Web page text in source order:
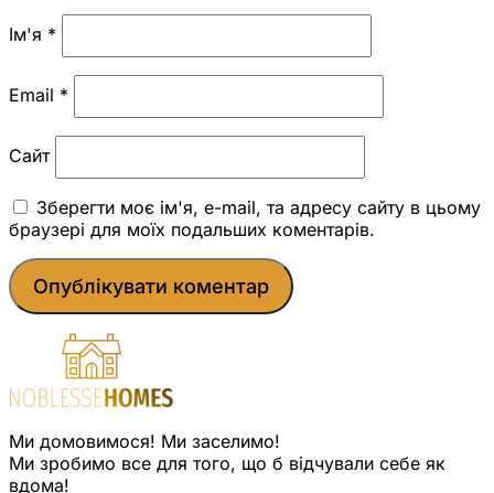
Ім'я *
Email *
Сайт
Зберегти моє ім'я, e-mail, та адресу сайту в цьому
браузері для моїх подальших коментарів.
Ми домовимося! Ми заселимо!
Ми зробимо все для того, що б відчували себе як
вдома!